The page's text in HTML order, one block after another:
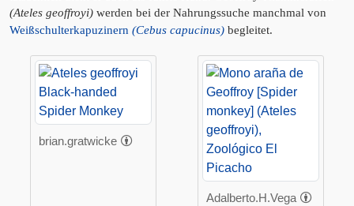
(Ateles geoffroyi) werden bei der Nahrungssuche manchmal von
Weißschulterkapuzinern (Cebus capucinus) begleitet.
brian.gratwicke
Adalberto.H.Vega